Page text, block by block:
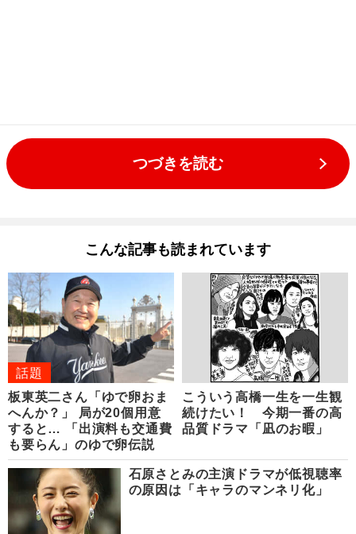
つづきを読む
こんな記事も読まれています
話題
板東英二さん「ゆで卵おま
へんか？」 局が20個用意
すると… 「出演料も交通費
も要らん」のゆで卵伝説
こういう高橋一生を一生観
続けたい！ 今期一番の高
品質ドラマ「凪のお暇」
石原さとみの主演ドラマが低視聴率
の原因は「キャラのマンネリ化」